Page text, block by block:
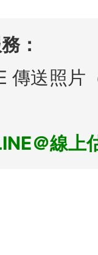
：
傳送照片
＠線上